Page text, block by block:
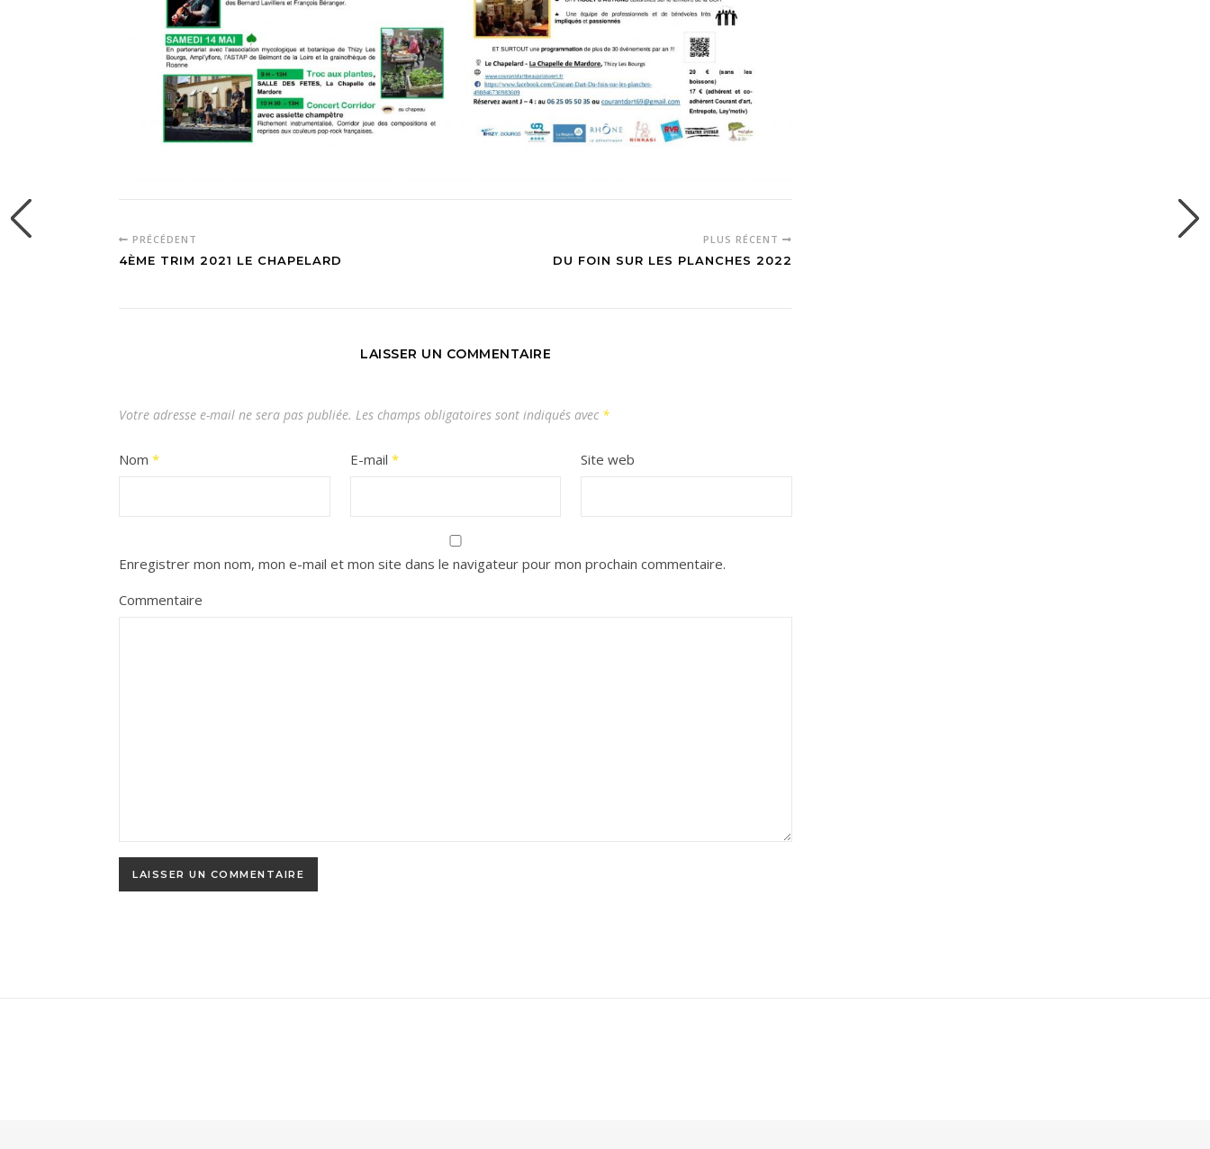
PRÉCÉDENT
4ÈME TRIM 2021 LE CHAPELARD
PLUS RÉCENT
DU FOIN SUR LES PLANCHES 2022
LAISSER UN COMMENTAIRE
Votre adresse e-mail ne sera pas publiée. Les champs obligatoires sont indiqués avec *
Nom * E-mail * Site web
Enregistrer mon nom, mon e-mail et mon site dans le navigateur pour mon prochain commentaire.
Commentaire